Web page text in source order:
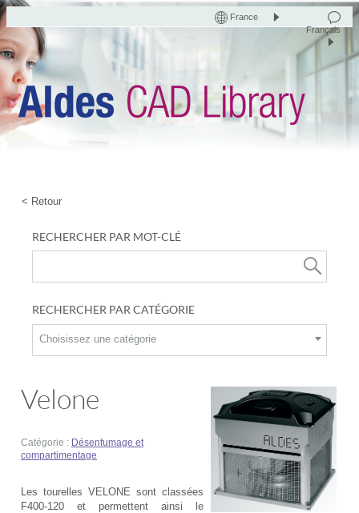
France
Français
< Retour
RECHERCHER PAR MOT-CLÉ
RECHERCHER PAR CATÉGORIE
Choisissez une catégorie
Velone
Catégorie : Désenfumage et
compartimentage
Les tourelles VELONE sont classées
F400-120 et permettent ainsi le